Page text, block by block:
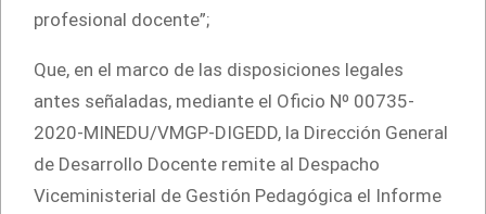
profesional docente”;
Que, en el marco de las disposiciones legales
antes señaladas, mediante el Oficio Nº 00735-
2020-MINEDU/VMGP-DIGEDD, la Dirección General
de Desarrollo Docente remite al Despacho
Viceministerial de Gestión Pedagógica el Informe